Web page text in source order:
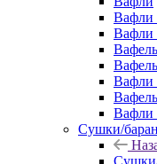
Вафли
Вафли
Вафли
Вафли
Сушки/